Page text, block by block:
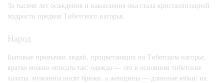
За тысячи лет осаждения и накопления она стала кристаллизацией
мудрости предков Тибетского нагорья.
Народ
Бытовые привычки людей, процветающих на Тибетском нагорье,
кратко можно описать так: одежда — это в основном тибетские
халаты: мужчины носят брюки, а женщины — длинные юбки; их